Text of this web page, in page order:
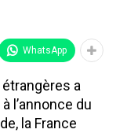
WhatsApp
a
l’annonce du
la France